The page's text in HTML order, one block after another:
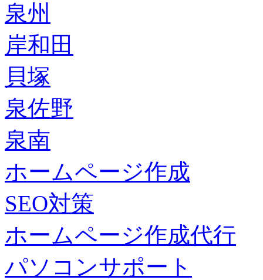
泉州
岸和田
貝塚
泉佐野
泉南
ホームページ作成
SEO対策
ホームページ作成代行
パソコンサポート